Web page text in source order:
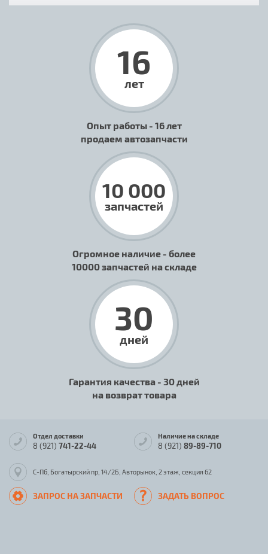
16
лет
Опыт работы - 16 лет
продаем автозапчасти
10 000
запчастей
Огромное наличие - более
10000 запчастей на складе
30
дней
Гарантия качества - 30 дней
на возврат товара
Отдел доставки
8 (921) 741-22-44
Наличие на складе
8 (921) 89-89-710
С-Пб, Богатырский пр, 14/2Б, Авторынок, 2 этаж, секция 62
ЗАПРОС НА ЗАПЧАСТИ ЗАДАТЬ ВОПРОС